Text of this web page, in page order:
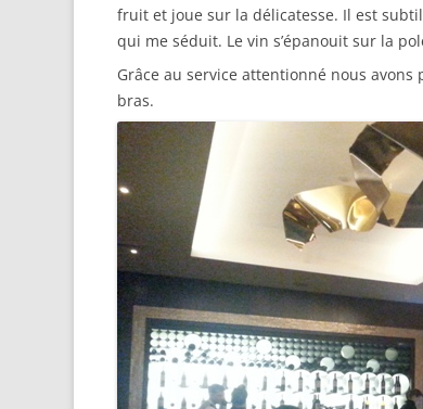
fruit et joue sur la délicatesse. Il est
qui me séduit. Le vin s’épanouit sur la
Grâce au service attentionné nous avons
bras.